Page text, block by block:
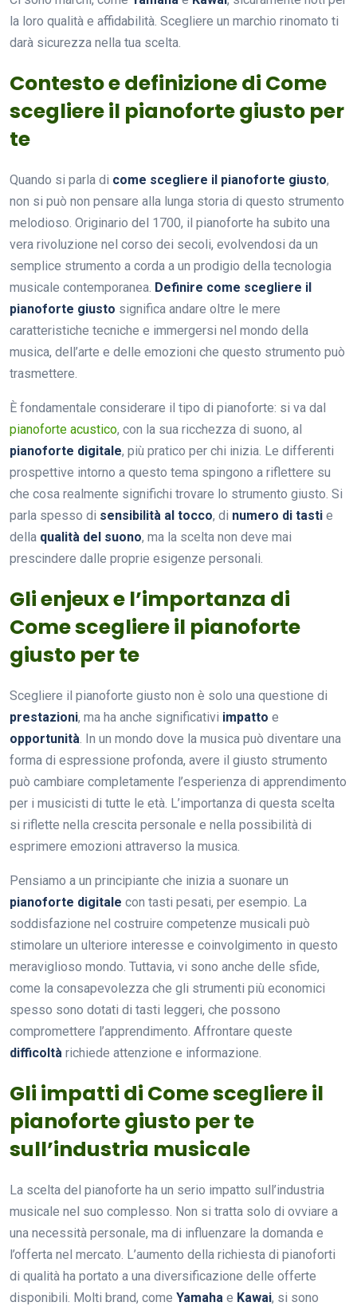
la loro qualità e affidabilità. Scegliere un marchio rinomato ti
darà sicurezza nella tua scelta.
Contesto e definizione di Come
scegliere il pianoforte giusto per
te
Quando si parla di come scegliere il pianoforte giusto,
non si può non pensare alla lunga storia di questo strumento
melodioso. Originario del 1700, il pianoforte ha subito una
vera rivoluzione nel corso dei secoli, evolvendosi da un
semplice strumento a corda a un prodigio della tecnologia
musicale contemporanea. Definire come scegliere il
pianoforte giusto significa andare oltre le mere
caratteristiche tecniche e immergersi nel mondo della
musica, dell’arte e delle emozioni che questo strumento può
trasmettere.
È fondamentale considerare il tipo di pianoforte: si va dal
pianoforte acustico, con la sua ricchezza di suono, al
pianoforte digitale, più pratico per chi inizia. Le differenti
prospettive intorno a questo tema spingono a riflettere su
che cosa realmente significhi trovare lo strumento giusto. Si
parla spesso di sensibilità al tocco, di numero di tasti e
della qualità del suono, ma la scelta non deve mai
prescindere dalle proprie esigenze personali.
Gli enjeux e l’importanza di
Come scegliere il pianoforte
giusto per te
Scegliere il pianoforte giusto non è solo una questione di
prestazioni, ma ha anche significativi impatto e
opportunità. In un mondo dove la musica può diventare una
forma di espressione profonda, avere il giusto strumento
può cambiare completamente l’esperienza di apprendimento
per i musicisti di tutte le età. L’importanza di questa scelta
si riflette nella crescita personale e nella possibilità di
esprimere emozioni attraverso la musica.
Pensiamo a un principiante che inizia a suonare un
pianoforte digitale con tasti pesati, per esempio. La
soddisfazione nel costruire competenze musicali può
stimolare un ulteriore interesse e coinvolgimento in questo
meraviglioso mondo. Tuttavia, vi sono anche delle sfide,
come la consapevolezza che gli strumenti più economici
spesso sono dotati di tasti leggeri, che possono
compromettere l’apprendimento. Affrontare queste
difficoltà richiede attenzione e informazione.
Gli impatti di Come scegliere il
pianoforte giusto per te
sull’industria musicale
La scelta del pianoforte ha un serio impatto sull’industria
musicale nel suo complesso. Non si tratta solo di ovviare a
una necessità personale, ma di influenzare la domanda e
l’offerta nel mercato. L’aumento della richiesta di pianoforti
di qualità ha portato a una diversificazione delle offerte
disponibili. Molti brand, come Yamaha e Kawai, si sono